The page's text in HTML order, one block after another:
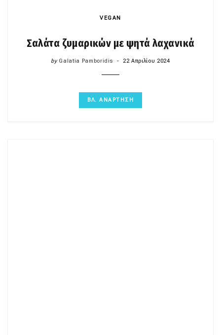
VEGAN
Σαλάτα ζυμαρικών με ψητά λαχανικά
by Galatia Pamboridis 22 Απριλίου 2024
ΒΛ. ΑΝΑΡΤΗΣΗ